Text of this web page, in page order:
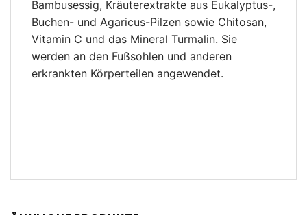
Bambusessig, Kräuterextrakte aus Eukalyptus-,
Buchen- und Agaricus-Pilzen sowie Chitosan,
Vitamin C und das Mineral Turmalin. Sie
werden an den Fußsohlen und anderen
erkrankten Körperteilen angewendet.